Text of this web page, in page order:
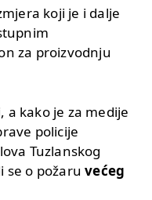
koji je i dalje
za proizvodnju
a kako je za medije
policije
Tuzlanskog
se o požaruvećeg